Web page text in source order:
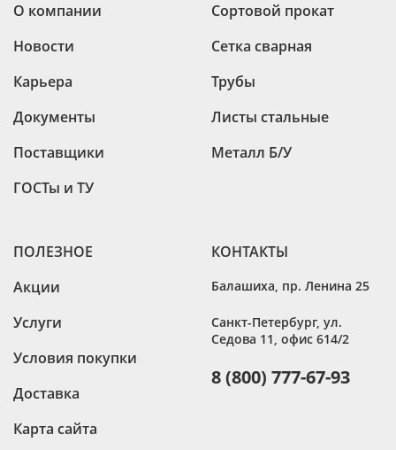
О компании
Новости
Карьера
Документы
Поставщики
ГОСТы и ТУ
Сортовой прокат
Сетка сварная
Трубы
Листы стальные
Металл Б/У
ПОЛЕЗНОЕ
Акции
Услуги
Условия покупки
Доставка
Карта сайта
КОНТАКТЫ
Балашиха, пр. Ленина 25
Санкт-Петербург, ул.
Седова 11, офис 614/2
8 (800) 777-67-93